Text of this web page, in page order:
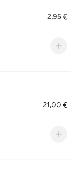
2,95 €
21,00 €